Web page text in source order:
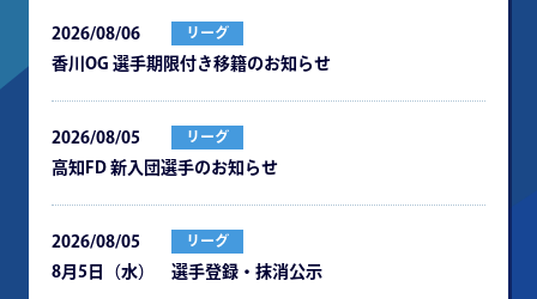
2026/08/06 リーグ
⾹川OG 選⼿期限付き移籍のお知らせ
2026/08/05 リーグ
⾼知FD 新⼊団選⼿のお知らせ
2026/08/05 リーグ
8月5日（水） 選手登録・抹消公示